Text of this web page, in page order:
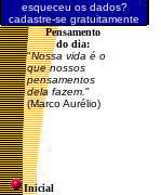
esqueceu os dados?
cadastre-se gratuitamente
Pensamento
do dia:
"Nossa vida é o
que nossos
pensamentos
dela fazem. "
(Marco Aurélio)
Inicial